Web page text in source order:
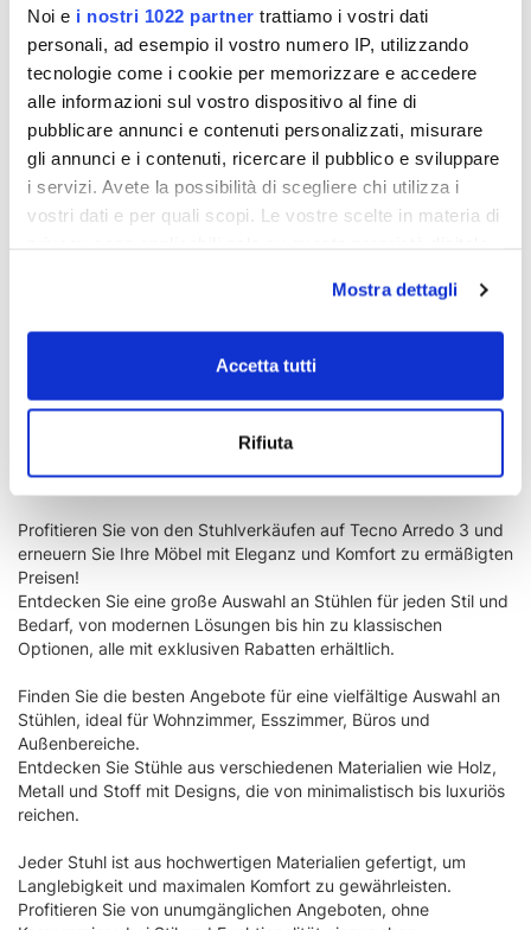
Noi e i nostri 1022 partner trattiamo i vostri dati
personali, ad esempio il vostro numero IP, utilizzando
tecnologie come i cookie per memorizzare e accedere
alle informazioni sul vostro dispositivo al fine di
pubblicare annunci e contenuti personalizzati, misurare
gli annunci e i contenuti, ricercare il pubblico e sviluppare
i servizi. Avete la possibilità di scegliere chi utilizza i
vostri dati e per quali scopi. Le vostre scelte in materia di
modificare o revocare il proprio consenso in qualsiasi
momento dalla Dichiarazione sui cookie o facendo clic
sull'icona di attivazione della privacy.
Con il tuo consenso, vorremmo anche:
raccogliere informazioni sulla tua posizione
geografica, con un'approssimazione di qualche
Identificare il tuo dispositivo, scansionandolo
attivamente alla ricerca di caratteristiche specifiche
(impronte digitali).
Approfondisci come vengono elaborati i tuoi dati personali
e imposta le tue preferenze nellasezione dettagli
dalla Dichiarazione sui cookie.
Utilizziamo i cookie per personalizzare contenuti ed
annunci, per fornire funzionalità dei social media e per
analizzare il nostro traffico. Condividiamo inoltre
nostri partner che si occupano di analisi dei dati web,
pubblicità e social media, i quali potrebbero combinarle
Mostra dettagli
Accetta tutti
Rifiuta
Stapelbarer Stuhl Tuccia aus
grünem synthetischem Rattan
Profitieren Sie von den Stuhlverkäufen auf Tecno Arredo 3 und
erneuern Sie Ihre Möbel mit Eleganz und Komfort zu ermäßigten
Preisen!
Entdecken Sie eine große Auswahl an Stühlen für jeden Stil und
Bedarf, von modernen Lösungen bis hin zu klassischen
Optionen, alle mit exklusiven Rabatten erhältlich.
Finden Sie die besten Angebote für eine vielfältige Auswahl an
Stühlen, ideal für Wohnzimmer, Esszimmer, Büros und
Außenbereiche.
Entdecken Sie Stühle aus verschiedenen Materialien wie Holz,
Metall und Stoff mit Designs, die von minimalistisch bis luxuriös
reichen.
Jeder Stuhl ist aus hochwertigen Materialien gefertigt, um
Langlebigkeit und maximalen Komfort zu gewährleisten.
Profitieren Sie von unumgänglichen Angeboten, ohne